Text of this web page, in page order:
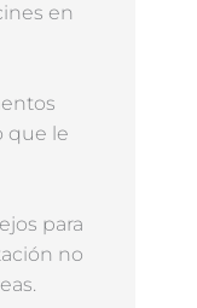
en
que le
para
no